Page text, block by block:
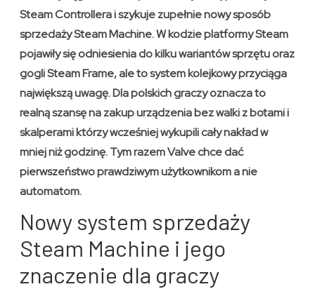
Steam Controllera i szykuje zupełnie nowy sposób
sprzedaży Steam Machine. W kodzie platformy Steam
pojawiły się odniesienia do kilku wariantów sprzętu oraz
gogli Steam Frame, ale to system kolejkowy przyciąga
największą uwagę. Dla polskich graczy oznacza to
realną szansę na zakup urządzenia bez walki z botami i
skalperami którzy wcześniej wykupili cały nakład w
mniej niż godzinę. Tym razem Valve chce dać
pierwszeństwo prawdziwym użytkownikom a nie
automatom.
Nowy system sprzedaży
Steam Machine i jego
znaczenie dla graczy